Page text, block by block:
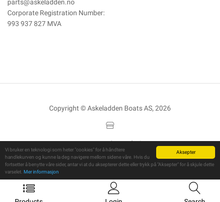
Aksepter
Vi bruker en teknologi som heter "cookies" for å håndtere
handlekurven og kunne la deg navigere mellom sidene våre. Hvis du
fortsetter å benytte våre sider, antar vi at du aksepterer dette eller trykk på "Aksepter" for å skjule dette
varselet. Mer informasjon
parts@askeladden.no
Corporate Registration Number:
993 937 827 MVA
Copyright © Askeladden Boats AS, 2026
Powered ByTelaris